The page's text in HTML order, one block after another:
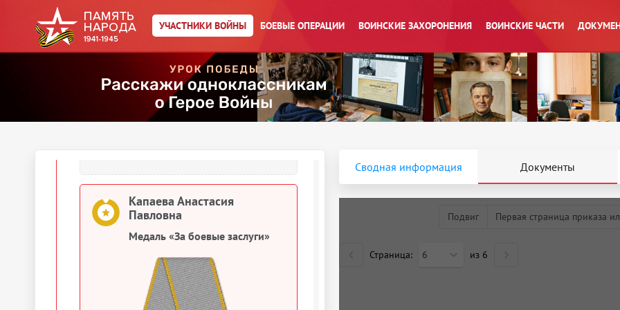
УЧАСТНИКИ ВОЙНЫ БОЕВЫЕ ОПЕРАЦИИ ВОИНСКИЕ ЗАХОРОНЕНИЯ ВОИНСКИЕ ЧАСТИ
Документы о награждении
Капаева Анастасия Павловна
Картотека награждений
Капаева Анастасия
Павловна
Медаль «За боевые заслуги»
Сводная информация Документы
Подвиг Первая страница приказа
Страница: 6 из 6